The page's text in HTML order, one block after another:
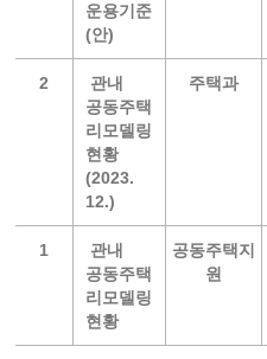
운용기준
(안)
2
관내
공동주택
리모델링
현황
(2023.
12.)
주택과
1
관내
공동주택
리모델링
현황
공동주택지
원